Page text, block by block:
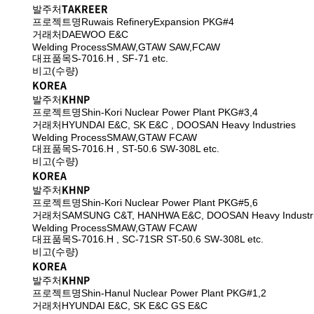
발주처TAKREER
프로젝트명Ruwais RefineryExpansion PKG#4
거래처DAEWOO E&C
Welding ProcessSMAW,GTAW SAW,FCAW
대표품목S-7016.H , SF-71 etc.
비고(수량)
KOREA
발주처KHNP
프로젝트명Shin-Kori Nuclear Power Plant PKG#3,4
거래처HYUNDAI E&C, SK E&C , DOOSAN Heavy Industries
Welding ProcessSMAW,GTAW FCAW
대표품목S-7016.H , ST-50.6 SW-308L etc.
비고(수량)
KOREA
발주처KHNP
프로젝트명Shin-Kori Nuclear Power Plant PKG#5,6
거래처SAMSUNG C&T, HANHWA E&C, DOOSAN Heavy
Welding ProcessSMAW,GTAW FCAW
대표품목S-7016.H , SC-71SR ST-50.6 SW-308L etc.
비고(수량)
KOREA
발주처KHNP
프로젝트명Shin-Hanul Nuclear Power Plant PKG#1,2
거래처HYUNDAI E&C, SK E&C GS E&C